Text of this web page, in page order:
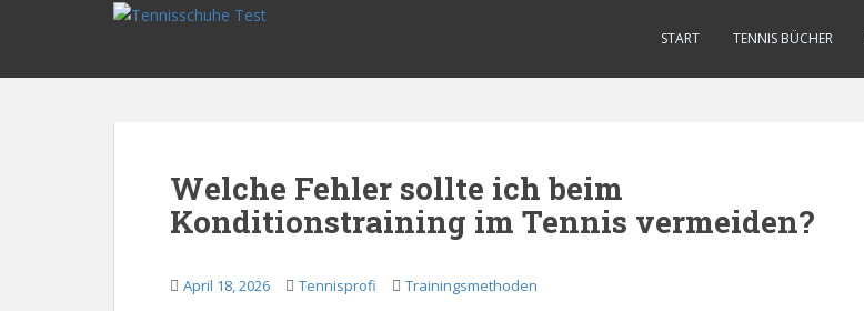
START TENNIS BÜCHER
Welche Fehler sollte ich beim
Konditionstraining im Tennis vermeiden?
April 18, 2026 Tennisprofi Trainingsmethoden